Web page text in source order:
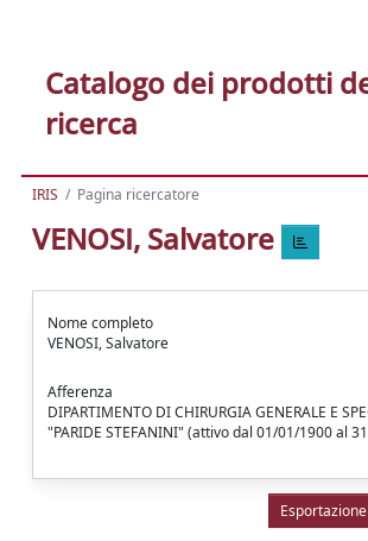
Catalogo dei prodotti
ricerca
IRIS Pagina ricercatore
VENOSI, Salvatore
Nome completo
VENOSI, Salvatore
Afferenza
DIPARTIMENTO DI CHIRURGIA GENERALE E
"PARIDE STEFANINI" (attivo dal 01/01/1900 al
Esportazione